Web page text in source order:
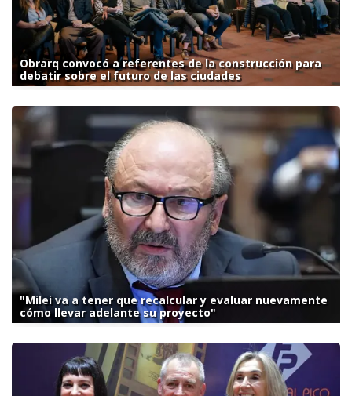
Obrarq convocó a referentes de la construcción para
debatir sobre el futuro de las ciudades
"Milei va a tener que recalcular y evaluar nuevamente
cómo llevar adelante su proyecto"